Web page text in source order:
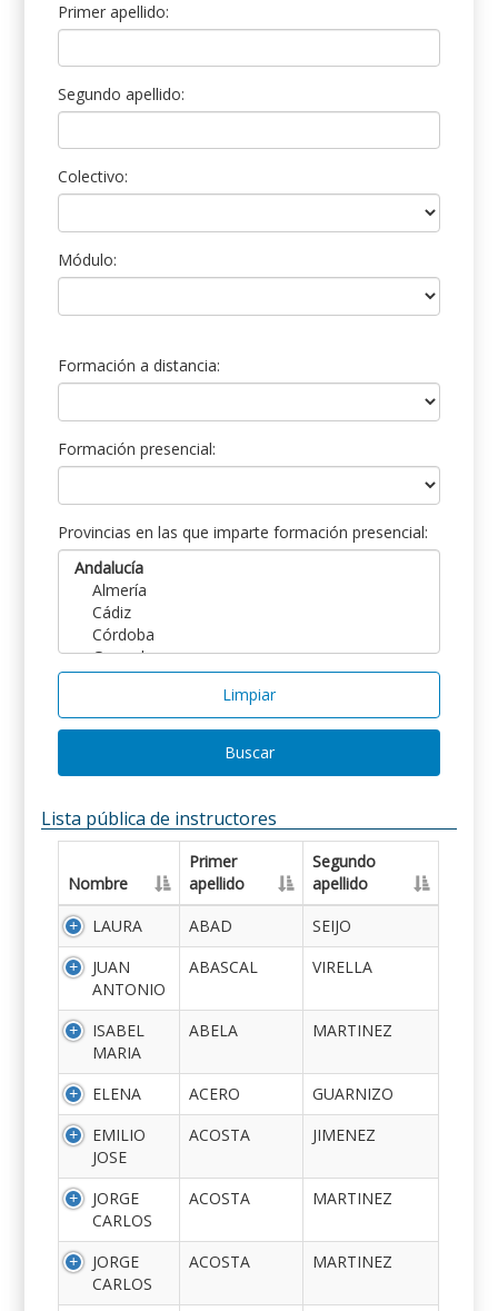
Primer apellido:
Segundo apellido:
Colectivo:
Módulo:
Formación a distancia:
Formación presencial:
Provincias en las que imparte formación presencial:
Limpiar
Buscar
Lista pública de instructores
Nombre
Primer
apellido
Segundo
apellido
LAURA
ABAD
SEIJO
JUAN
ANTONIO
ABASCAL VIRELLA
ISABEL
MARIA
ABELA MARTINEZ
ELENA ACERO
GUARNIZO
EMILIO
JOSE
ACOSTA JIMENEZ
JORGE
CARLOS
ACOSTA MARTINEZ
JORGE
CARLOS
ACOSTA MARTINEZ